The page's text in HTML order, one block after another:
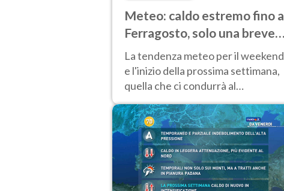
Meteo: caldo estremo fino a
Ferragosto, solo una breve
pausa. Ecco dove
La tendenza meteo per il weekend
e l'inizio della prossima settimana,
quella che ci condurrà al
Ferragosto, vede ancora
temperature molto elevate